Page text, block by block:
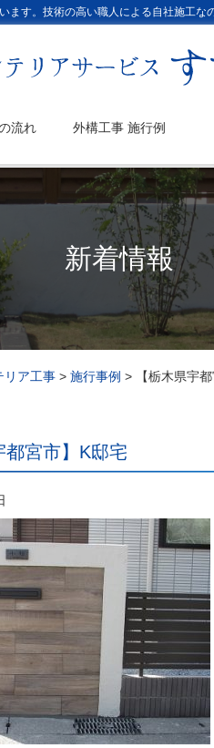
す。技術の高い職人による自社施工な
流れ 外構工事 施行例
新着情報
リア工事 > 施行事例 > 【栃木県宇
都宮市】K邸宅